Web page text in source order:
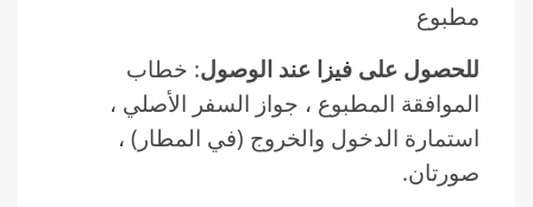
مطبوع
للحصول على فيزا عند الوصول: خطاب
الموافقة المطبوع ، جواز السفر الأصلي ،
استمارة الدخول والخروج (في المطار) ،
صورتان.